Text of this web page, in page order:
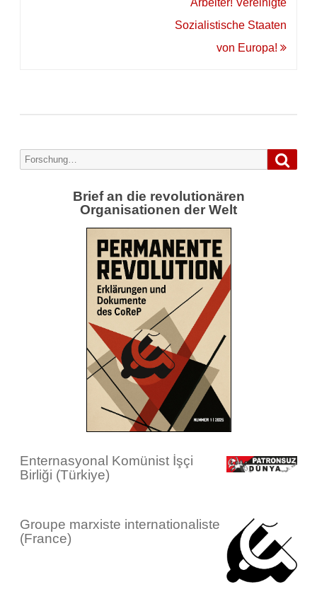
Arbeiter! Vereinigte
Sozialistische Staaten
von Europa!
Search
Brief an die revolutionären
Organisationen der Welt
Enternasyonal Komünist İşçi
Birliği (Türkiye)
Groupe marxiste internationaliste
(France)